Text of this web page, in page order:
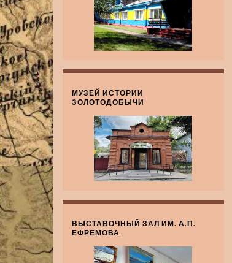
МУЗЕЙ ИСТОРИИ
ЗОЛОТОДОБЫЧИ
ВЫСТАВОЧНЫЙ ЗАЛ ИМ. А.П.
ЕФРЕМОВА